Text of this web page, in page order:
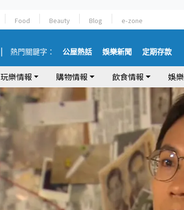
Food Beauty Blog e-zone
熱門關鍵字： 公屋熱話 娛樂新聞 定期存款
玩樂情報 購物情報 飲食情報 娛樂